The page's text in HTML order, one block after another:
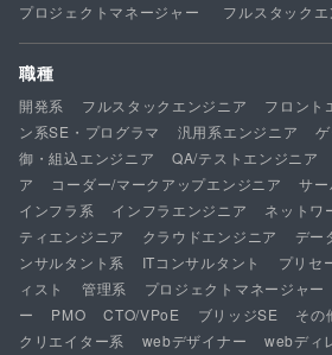
プロジェクトマネージャー
フルスタックエ
職種
開発系 フルスタックエンジニア フロント
ン系SE・プログラマ
汎用系エンジニア
御・組込エンジニア
QA/テストエンジニア
ア
コーダー/マークアップエンジニア
サ
インフラ系
インフラエンジニア ネットワ
ティエンジニア
クラウドエンジニア デー
ンサルタント系
ITコンサルタント プリセ
ィスト
管理系 プロジェクトマネージャー
ー
PMO CTO/VPoE ブリッジSE その
クリエイター系
webデザイナー webディ